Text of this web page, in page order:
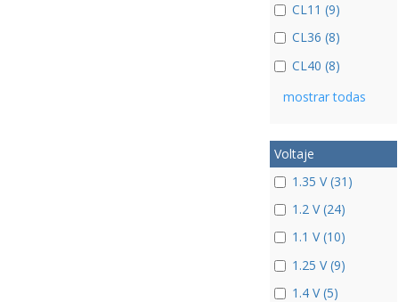
CL11 (9)
CL36 (8)
CL40 (8)
mostrar todas
Voltaje
1.35 V (31)
1.2 V (24)
1.1 V (10)
1.25 V (9)
1.4 V (5)